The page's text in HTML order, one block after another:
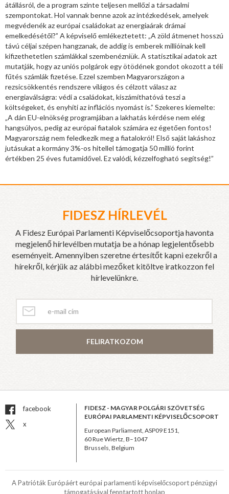
átállásról, de a program szinte teljesen mellőzi a társadalmi
szempontokat. Hol vannak benne azok az intézkedések, amelyek
megvédenék az európai családokat az energiaárak drámai
emelkedésétől?” A képviselő emlékeztetett: „A zöld átmenet hosszú
távú céljai szépen hangzanak, de addig is emberek millióinak kell
kifizethetetlen számlákkal szembenézniük. A statisztikai adatok azt
mutatják, hogy az uniós polgárok egy ötödének gondot okozott a téli
fűtés számlák fizetése. Ezzel szemben Magyarországon a
rezsicsökkentés rendszere világos és célzott válasz az
energiaválságra: védi a családokat, kiszámíthatóvá teszi a
költségeket, és enyhíti az inflációs nyomást is.” Szekeres kiemelte:
„A dán EU-elnökség programjában a lakhatás kérdése nem elég
hangsúlyos, pedig az európai fiatalok számára ez égetően fontos!
Magyarország nem feledkezik meg a fiatalokról! Első saját lakáshoz
jutásukat a kormány 3%-os hitellel támogatja 50 millió forint
értékben 25 éves futamidővel. Ez valódi, kézzelfogható segítség!”
FIDESZ HÍRLEVÉL
A Fidesz Európai Parlamenti Képviselőcsoportja havonta
megjelenő hírlevélben mutatja be a hónap legjelentősebb
eseményeit. Amennyiben szeretne értesítőt kapni ezekről a
hírekről, kérjük az alábbi mezőket kitöltve iratkozzon fel
hírlevelünkre.
FELIRATKOZOM
facebook
x
FIDESZ - MAGYAR POLGÁRI SZÖVETSÉG
EURÓPAI PARLAMENTI KÉPVISELŐCSOPORT
European Parliament, ASP09 E151,
60 Rue Wiertz, B–1047
Brussels, Belgium
A Patrióták Európáért európai parlamenti képviselőcsoport pénzügyi
támogatásával fenntartott honlap